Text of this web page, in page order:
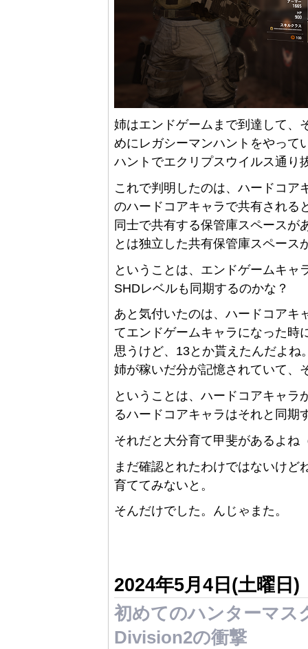
姉はエンドゲームまで到達して、
めにレガシーマンハントをやって
ハントでエクリプスウイルス通り
これで判明したのは、ハードコア
のハードコアキャラで共有される
同士で共有する保管庫スペースが
とは独立した共有保管庫スペース
ということは、エンドゲームキャ
SHDレベルも同期するのかな？
あと気付いたのは、ハードコアキ
てエンドゲームキャラになった時
思うけど、13とか貰えたんだよね
姉が稼いだ分が記憶されていて、
ということは、ハードコアキャラ
るハードコアキャラはそれと同期
それだと大分育て甲斐があるよ
まだ確認とれたわけではないけど
育ててみないと。
そんだけでした。んじゃまた。
2024年5月4日(土曜日)
初めてのハンターマス
Division2の衝撃